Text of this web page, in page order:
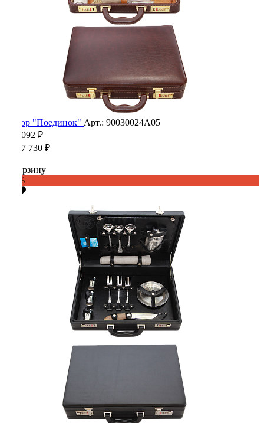
Набор "Поединок" Арт.: 90030024А05
555 092 ₽
1 387 730 ₽
В корзину
-60%